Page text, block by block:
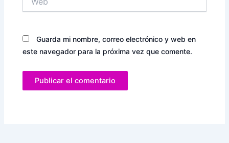
Guarda mi nombre, correo electrónico y web en
este navegador para la próxima vez que comente.